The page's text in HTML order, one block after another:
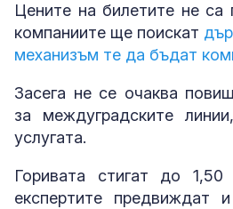
Цените на билетите не са
компаниите ще поискат
механизъм те да бъдат
Засега не се очаква
за междуградските
услугата.
Горивата стигат до
експертите предвиждат